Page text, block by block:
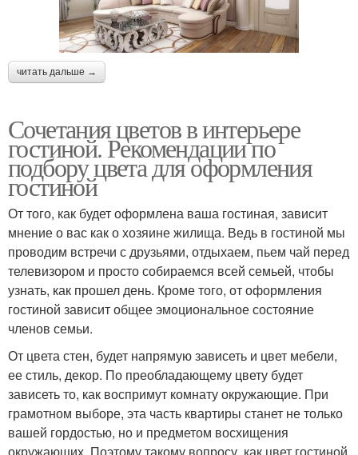
читать дальше →
Сочетания цветов в интерьере
гостиной. Рекомендации по
подбору цвета для оформления
гостиной
От того, как будет оформлена ваша гостиная, зависит
мнение о вас как о хозяине жилища. Ведь в гостиной мы
проводим встречи с друзьями, отдыхаем, пьем чай перед
телевизором и просто собираемся всей семьей, чтобы
узнать, как прошел день. Кроме того, от оформления
гостиной зависит общее эмоциональное состояние
членов семьи.
От цвета стен, будет напрямую зависеть и цвет мебели,
ее стиль, декор. По преобладающему цвету будет
зависеть то, как воспримут комнату окружающие. При
грамотном выборе, эта часть квартиры станет не только
вашей гордостью, но и предметом восхищения
окружающих. Поэтому такому вопросу, как цвет гостиной